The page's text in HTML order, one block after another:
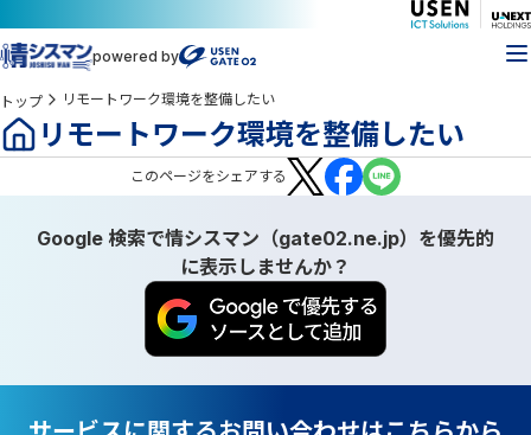
powered by
トップ リモートワーク環境を整備したい
リモートワーク環境を整備したい
このページをシェアする
Google 検索で情シスマン（gate02.ne.jp）を優先的
に表示しませんか？